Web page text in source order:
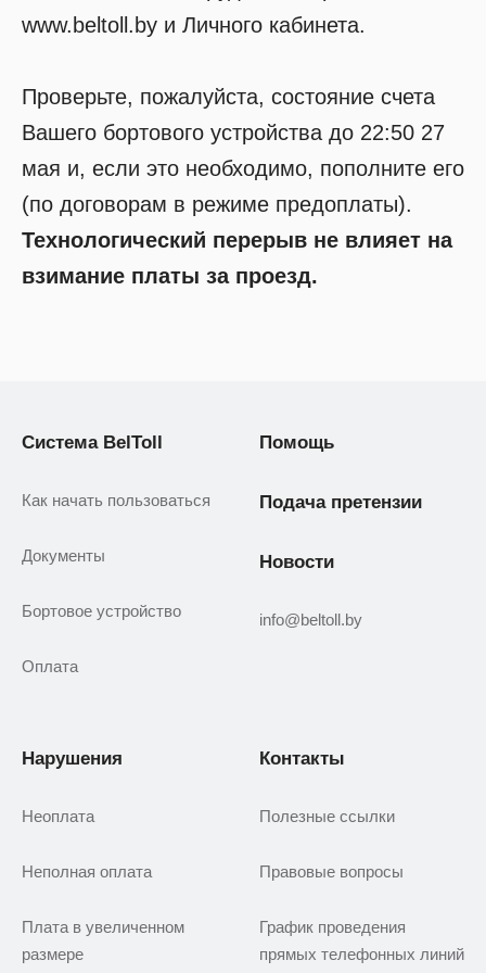
www.beltoll.by и Личного кабинета.
Проверьте, пожалуйста, состояние счета
Вашего бортового устройства до 22:50 27
мая и, если это необходимо, пополните его
(по договорам в режиме предоплаты).
Технологический перерыв не влияет на
взимание платы за проезд.
Система BelToll
Как начать пользоваться
Документы
Бортовое устройство
Оплата
Помощь
Подача претензии
Новости
info@beltoll.by
Нарушения
Неоплата
Неполная оплата
Плата в увеличенном
размере
Контакты
Полезные ссылки
Правовые вопросы
График проведения
прямых телефонных линий